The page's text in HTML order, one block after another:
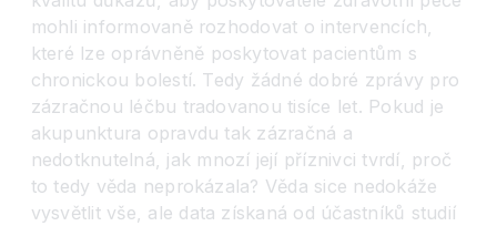
mohli informovaně rozhodovat o intervencích,
které lze oprávněně poskytovat pacientům s
chronickou bolestí. Tedy žádné dobré zprávy pro
zázračnou léčbu tradovanou tisíce let. Pokud je
akupunktura opravdu tak zázračná a
nedotknutelná, jak mnozí její příznivci tvrdí, proč
to tedy věda neprokázala? Věda sice nedokáže
vysvětlit vše, ale data získaná od účastníků studií